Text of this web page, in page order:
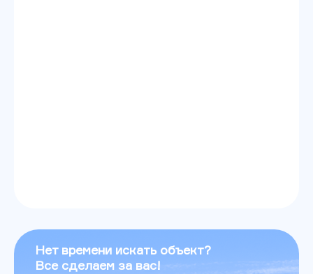
Нет времени искать объект?
Все сделаем за вас!